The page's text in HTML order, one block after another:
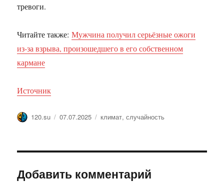
тревоги.
Читайте также:Мужчина получил серьёзные ожоги
из-за взрыва, произошедшего в его собственном
кармане
Источник
Автор
120.su Опубликовано
07.07.2025 Метки
климат,случайность
Добавить комментарий